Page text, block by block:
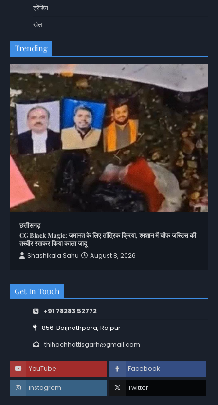
ट्रेंडिंग
खेल
Trending
छत्तीसगढ़
CG Black Magic: जमानत के लिए तांत्रिक क्रिया, श्मशान में चीफ जस्टिस की
तस्वीर रखकर किया काला जादू
Shashikala Sahu
August 8, 2026
Get In Touch
+91 78283 52772
856, Baijnathpara, Raipur
thihachhattisgarh@gmail.com
YouTube Facebook
Instagram Twitter